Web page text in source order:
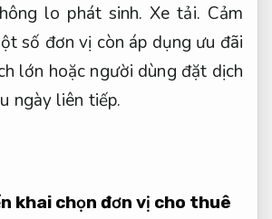
lo phát sinh.Xe tải. Cảm
số đơn vị còn áp dụng ưu đãi
lớn hoặc người dùng đặt dịch
ngày liên tiếp.
khai chọn đơn vị cho thuê